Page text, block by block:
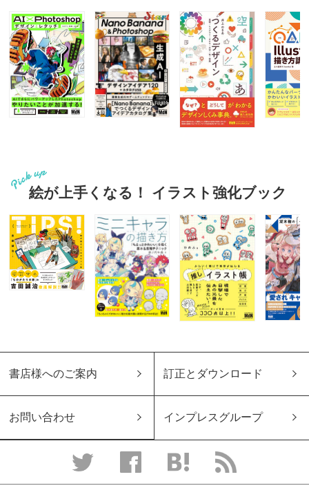
絵が上手くなる！ イラスト強化ブック
書店様へのご案内 訂正とダウンロード
お問い合わせ インプレスグループ